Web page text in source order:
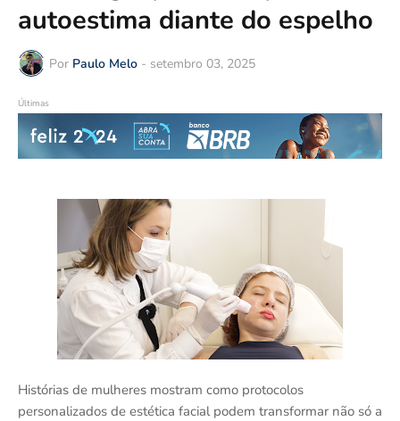
autoestima diante do espelho
Por Paulo Melo - setembro 03, 2025
Últimas
Histórias de mulheres mostram como protocolos
personalizados de estética facial podem transformar não só a